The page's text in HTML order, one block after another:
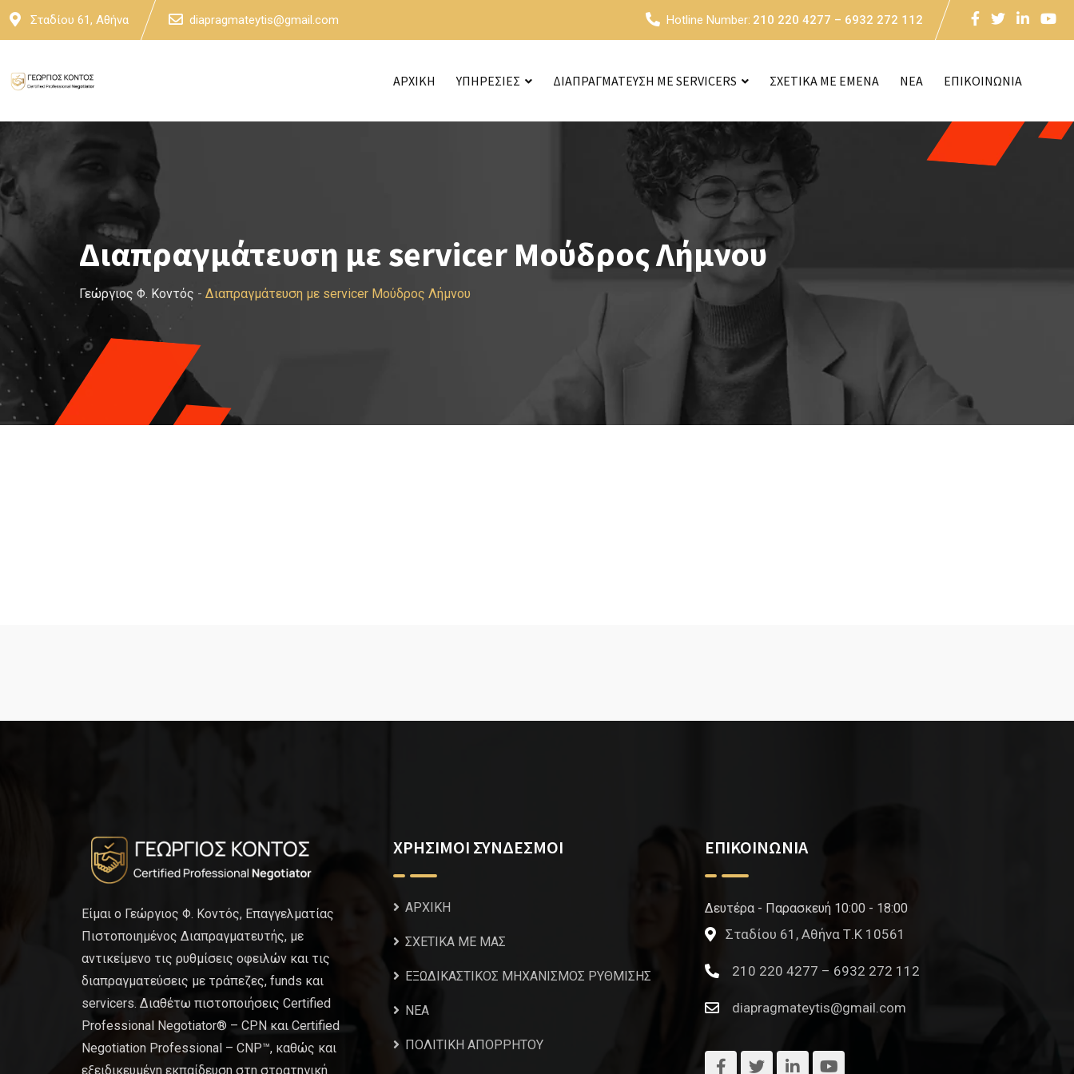
Skip
Σταδίου 61, Αθήνα diapragmateytis@gmail.com Hotline Number: 210 220 4277 – 6932 272 112
ΑΡΧΙΚΗ ΥΠΗΡΕΣΙΕΣ ΔΙΑΠΡΑΓΜΑΤΕΥΣΗ ΜΕ SERVICERS ΣΧΕΤΙΚΑ ΜΕ ΕΜΕΝΑ NEA ΕΠΙΚΟΙΝΩΝΙΑ
Διαπραγμάτευση με servicer Μούδρος Λήμνου
Γεώργιος Φ. Κοντός - Διαπραγμάτευση με servicer Μούδρος Λήμνου
Είμαι ο Γεώργιος Φ. Κοντός, Επαγγελματίας
Πιστοποιημένος Διαπραγματευτής, με
αντικείμενο τις ρυθμίσεις οφειλών και τις
διαπραγματεύσεις με τράπεζες, funds και
servicers. Διαθέτω πιστοποιήσεις Certified
Professional Negotiator® – CPN και Certified
Negotiation Professional – CNP™, καθώς και
εξειδικευμένη εκπαίδευση στη στρατηγική
ΧΡΗΣΙΜΟΙ ΣΥΝΔΕΣΜΟΙ
ΑΡΧΙΚΗ
ΣΧΕΤΙΚΑ ΜΕ ΜΑΣ
ΕΞΩΔΙΚΑΣΤΙΚΟΣ ΜΗΧΑΝΙΣΜΟΣ ΡΥΘΜΙΣΗΣ
NEA
ΠΟΛΙΤΙΚΗ ΑΠΟΡΡΗΤΟΥ
ΕΠΙΚΟΙΝΩΝΙΑ
Δευτέρα - Παρασκευή 10:00 - 18:00
Σταδίου 61, Αθήνα Τ.Κ 10561
210 220 4277 – 6932 272 112
diapragmateytis@gmail.com